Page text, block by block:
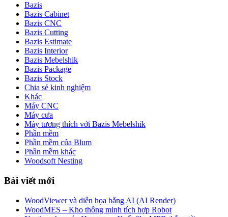
Bazis
Bazis Cabinet
Bazis CNC
Bazis Cutting
Bazis Estimate
Bazis Interior
Bazis Mebelshik
Bazis Package
Bazis Stock
Chia sẻ kinh nghiệm
Khác
Máy CNC
Máy cưa
Máy tương thích với Bazis Mebelshik
Phần mềm
Phần mềm của Blum
Phần mềm khác
Woodsoft Nesting
Bài viết mới
WoodViewer và diễn họa bằng AI (AI Render)
WoodMES – Kho thông minh tích hợp Robot